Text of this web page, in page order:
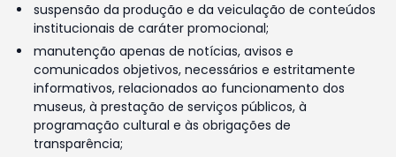
suspensão da produção e da veiculação de conteúdos
institucionais de caráter promocional;
manutenção apenas de notícias, avisos e
comunicados objetivos, necessários e estritamente
informativos, relacionados ao funcionamento dos
museus, à prestação de serviços públicos, à
programação cultural e às obrigações de
transparência;